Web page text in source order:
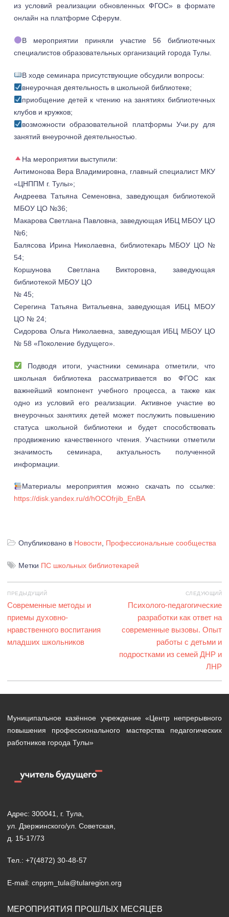
из условий реализации обновленных ФГОС» в формате
онлайн на платформе Сферум.
В мероприятии приняли участие 56 библиотечных
специалистов образовательных организаций города Тулы.
В ходе семинара присутствующие обсудили вопросы:
внеурочная деятельность в школьной библиотеке;
приобщение детей к чтению на занятиях библиотечных
клубов и кружков;
возможности образовательной платформы Учи.ру для
занятий внеурочной деятельностью.
На мероприятии выступили:
Антимонова Вера Владимировна, главный специалист МКУ
«ЦНППМ г. Тулы»;
Андреева Татьяна Семеновна, заведующая библиотекой
МБОУ ЦО №36;
Макарова Светлана Павловна, заведующая ИБЦ МБОУ ЦО
№6;
Балясова Ирина Николаевна, библиотекарь МБОУ ЦО №
54;
Коршунова Светлана Викторовна, заведующая
библиотекой МБОУ ЦО
№ 45;
Серегина Татьяна Витальевна, заведующая ИБЦ МБОУ
ЦО № 24;
Сидорова Ольга Николаевна, заведующая ИБЦ МБОУ ЦО
№ 58 «Поколение будущего».
Подводя итоги, участники семинара отметили, что
школьная библиотека рассматривается во ФГОС как
важнейший компонент учебного процесса, а также как
одно из условий его реализации. Активное участие во
внеурочных занятиях детей может послужить повышению
статуса школьной библиотеки и будет способствовать
продвижению качественного чтения. Участники отметили
значимость семинара, актуальность полученной
информации.
Материалы мероприятия можно скачать по ссылке:
https://disk.yandex.ru/d/hOCOfrjib_EnBA
Опубликовано в Новости Профессиональные сообщества
Метки ПС школьных библиотекарей
Навигация
по
записям
ПРЕДЫДУЩИЙ
Предыдущая
запись:
Современные методы и
приемы духовно-
нравственного воспитания
младших школьников
СЛЕДУЮЩИЙ
Следующая
запись:
Психолого-педагогические
разработки как ответ на
современные вызовы. Опыт
работы с детьми и
подростками из семей ДНР и
ЛНР
Муниципальное казённое учреждение «Центр непрерывного
повышения профессионального мастерства педагогических
работников города Тулы»
Адрес: 300041, г. Тула,
ул. Дзержинского/ул. Советская,
д. 15-17/73
Тел.: +7(4872) 30-48-57
E-mail: cnppm_tula@tularegion.org
МЕРОПРИЯТИЯ ПРОШЛЫХ МЕСЯЦЕВ